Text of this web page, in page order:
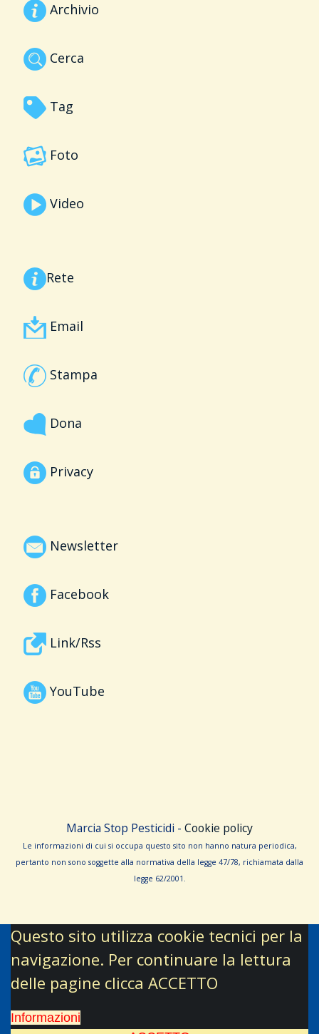
Archivio
Cerca
Tag
Foto
Video
Rete
Email
Stampa
Dona
Privacy
Newsletter
Facebook
Link/Rss
YouTube
Marcia Stop Pesticidi - Cookie policy
Le informa­zioni di cui si occupa questo sito non hanno na­tura periodica,
pertanto non sono sog­gette alla normativa della legge 47/78, richiamata dalla
leg­ge 62/­2001.
Questo sito utilizza cookie tecnici per la
navigazione. Per continuare la lettura
delle pagine clicca ACCETTO
Informazioni